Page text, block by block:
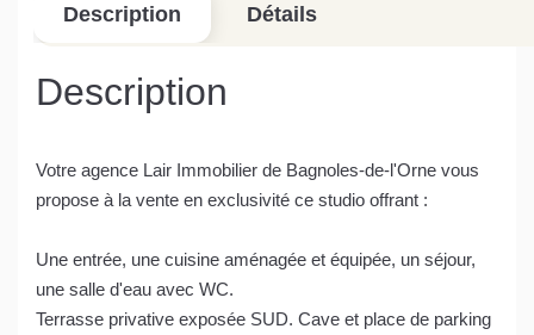
Description Détails
Description
Votre agence Lair Immobilier de Bagnoles-de-l'Orne vous
propose à la vente en exclusivité ce studio offrant :
Une entrée, une cuisine aménagée et équipée, un séjour,
une salle d'eau avec WC.
Terrasse privative exposée SUD. Cave et place de parking